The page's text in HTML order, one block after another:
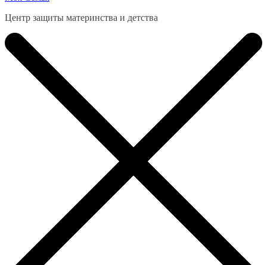
Центр защиты материнства и детства